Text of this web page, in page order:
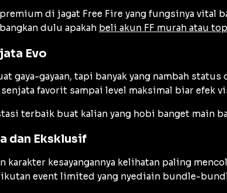
di jagat Free Fire yang fungsinya vital
dulu apakah beli akun FF murah atau
Evo
gaya-gayaan, tapi banyak yang nambah
favorit sampai level maksimal biar efek
terbaik buat kalian yang hobi banget main
dan Eksklusif
karakter kesayangannya kelihatan paling
event limited yang nyediain bundle-